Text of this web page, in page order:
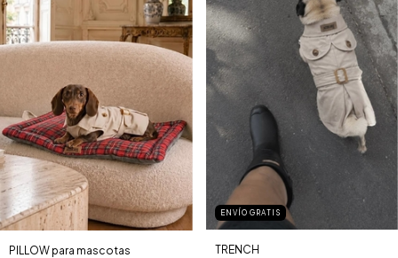
PILLOW para mascotas
ENVÍO GRATIS
TRENCH